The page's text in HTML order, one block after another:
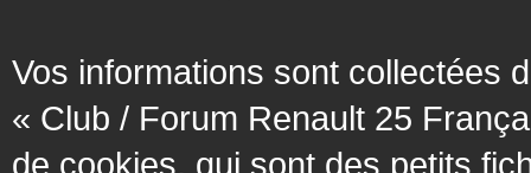
Vos informations sont collectées
« Club / Forum Renault 25
de cookies, qui sont des petits